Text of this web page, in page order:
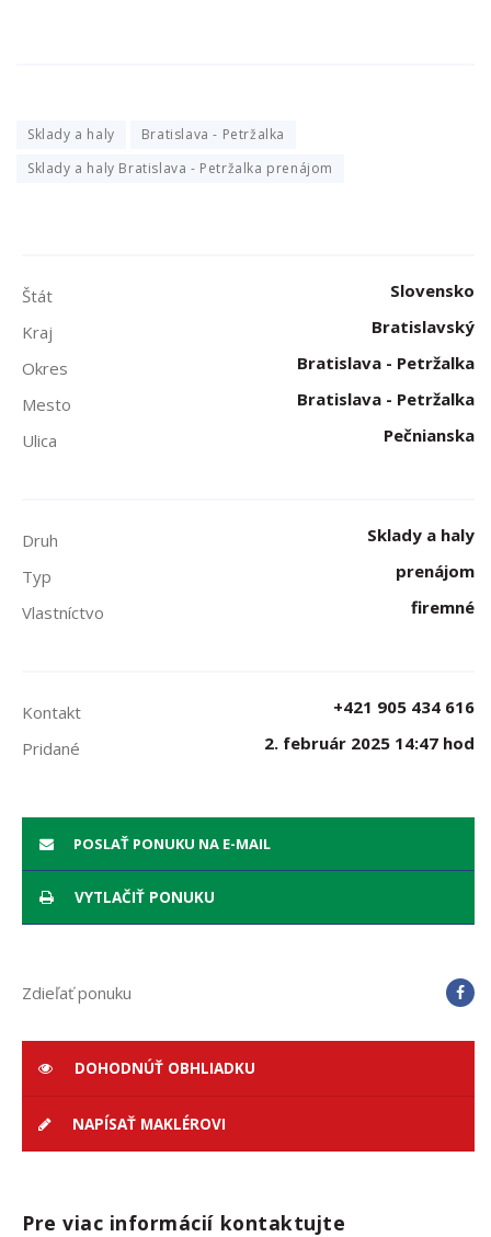
Sklady a haly
Bratislava - Petržalka
Sklady a haly Bratislava - Petržalka prenájom
Štát
Slovensko
Kraj
Bratislavský
Okres
Bratislava - Petržalka
Mesto
Bratislava - Petržalka
Ulica
Pečnianska
Druh
Sklady a haly
Typ
prenájom
Vlastníctvo
firemné
Kontakt
+421 905 434 616
Pridané
2. február 2025 14:47 hod
POSLAŤ PONUKU NA E-MAIL
VYTLAČIŤ PONUKU
Zdieľať ponuku
DOHODNÚŤ OBHLIADKU
NAPÍSAŤ MAKLÉROVI
Pre viac informácií kontaktujte